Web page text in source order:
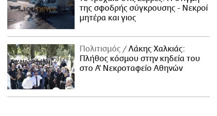
της σφοδρής σύγκρουσης - Νεκροί
μητέρα και γιος
Πολιτισμός
Λάκης Χαλκιάς:
Πλήθος κόσμου στην κηδεία του
στο Α' Νεκροταφείο Αθηνών